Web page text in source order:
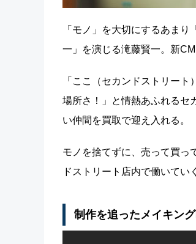
「モノ」を大切にするあま
一」を演じる滝藤賢一。新
「ここ（セカンドストリー
場所さ！」と情熱あふれるセ
い仲間を買取で迎え入れる。
モノを捨てずに、売って買っ
ドストリート店内で働いて
制作を追ったメイキン